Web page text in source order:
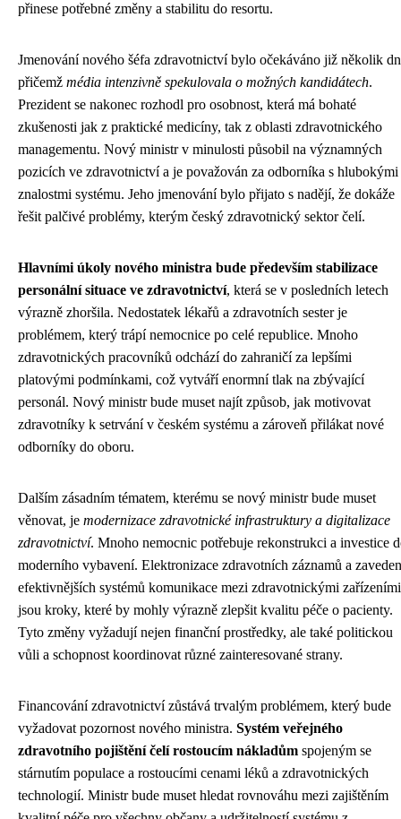
přinese potřebné změny a stabilitu do resortu.
Jmenování nového šéfa zdravotnictví bylo očekáváno již několik
přičemž média intenzivně spekulovala o možných kandidátech.
Prezident se nakonec rozhodl pro osobnost, která má bohaté
zkušenosti jak z praktické medicíny, tak z oblasti zdravotnického
managementu. Nový ministr v minulosti působil na významných
pozicích ve zdravotnictví a je považován za odborníka s hlubokými
znalostmi systému. Jeho jmenování bylo přijato s nadějí, že dokáže
řešit palčivé problémy, kterým český zdravotnický sektor čelí.
Hlavními úkoly nového ministra bude především stabilizace
personální situace ve zdravotnictví, která se v posledních letech
výrazně zhoršila. Nedostatek lékařů a zdravotních sester je
problémem, který trápí nemocnice po celé republice. Mnoho
zdravotnických pracovníků odchází do zahraničí za lepšími
platovými podmínkami, což vytváří enormní tlak na zbývající
personál. Nový ministr bude muset najít způsob, jak motivovat
zdravotníky k setrvání v českém systému a zároveň přilákat nové
odborníky do oboru.
Dalším zásadním tématem, kterému se nový ministr bude muset
věnovat, je modernizace zdravotnické infrastruktury a digitalizace
zdravotnictví. Mnoho nemocnic potřebuje rekonstrukci a investice
moderního vybavení. Elektronizace zdravotních záznamů a
efektivnějších systémů komunikace mezi zdravotnickými zařízeními
jsou kroky, které by mohly výrazně zlepšit kvalitu péče o pacienty.
Tyto změny vyžadují nejen finanční prostředky, ale také politickou
vůli a schopnost koordinovat různé zainteresované strany.
Financování zdravotnictví zůstává trvalým problémem, který bude
vyžadovat pozornost nového ministra. Systém veřejného
zdravotního pojištění čelí rostoucím nákladům spojeným se
stárnutím populace a rostoucími cenami léků a zdravotnických
technologií. Ministr bude muset hledat rovnováhu mezi zajištěním